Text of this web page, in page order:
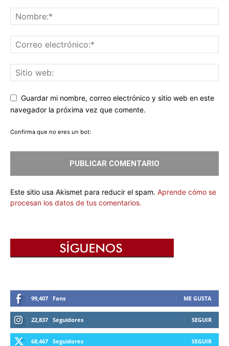
Guardar mi nombre, correo electrónico y sitio web en este
navegador la próxima vez que comente.
Confirma que no eres un bot:
Este sitio usa Akismet para reducir el spam. Aprende cómo se
procesan los datos de tus comentarios.
99,407 Fans ME GUSTA
22,837 Seguidores SEGUIR
68,467 Seguidores SEGUIR